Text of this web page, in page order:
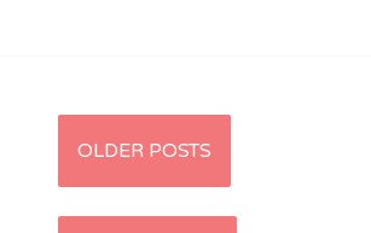
Posts navigation
OLDER POSTS